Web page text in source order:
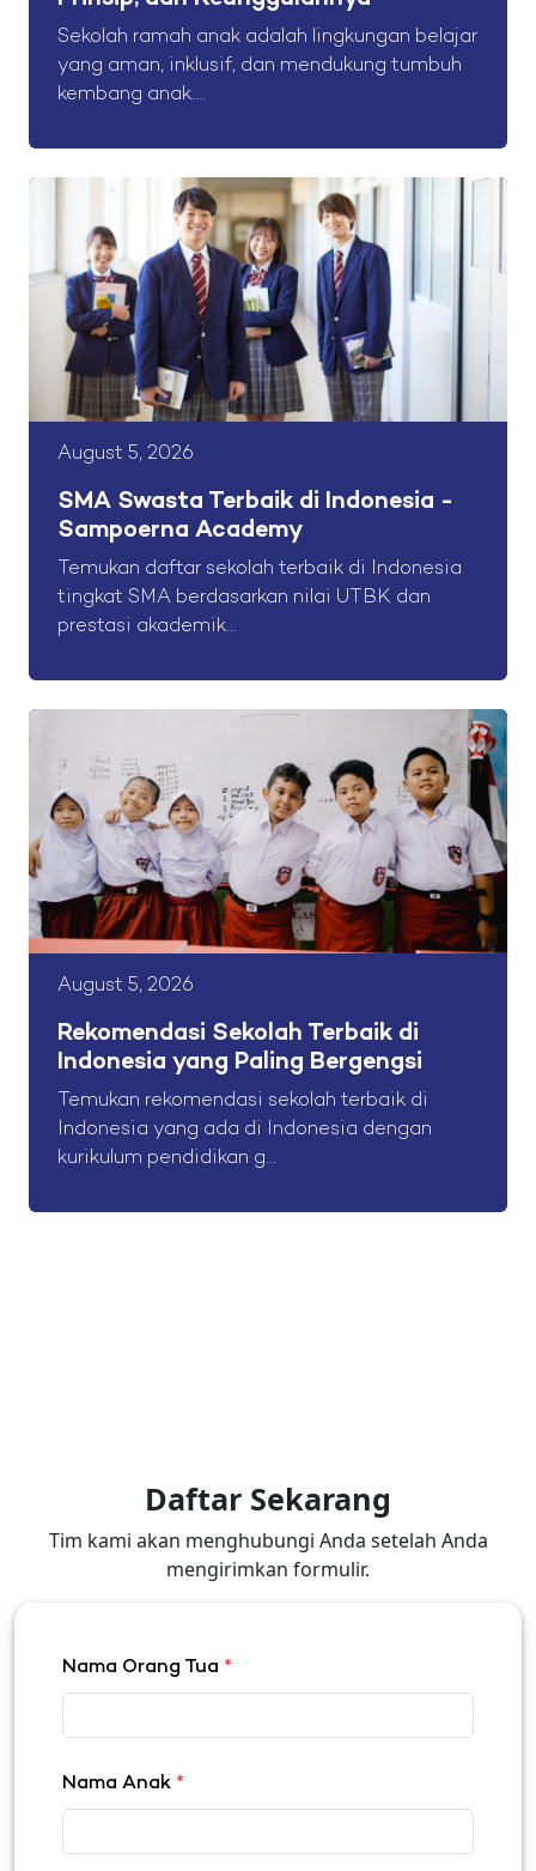
Sekolah ramah anak adalah lingkungan belajar
yang aman, inklusif, dan mendukung tumbuh
kembang anak....
August 5, 2026
SMA Swasta Terbaik di Indonesia -
Sampoerna Academy
Temukan daftar sekolah terbaik di Indonesia
tingkat SMA berdasarkan nilai UTBK dan
prestasi akademik...
August 5, 2026
Rekomendasi Sekolah Terbaik di
Indonesia yang Paling Bergengsi
Temukan rekomendasi sekolah terbaik di
Indonesia yang ada di Indonesia dengan
kurikulum pendidikan g...
Daftar Sekarang
Tim kami akan menghubungi Anda setelah Anda
mengirimkan formulir.
Nama Orang Tua *
Nama Anak *